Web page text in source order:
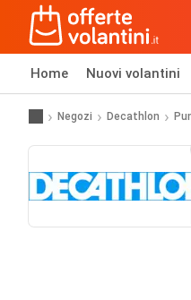
Home Nuovi volantini
Negozi Decathlon